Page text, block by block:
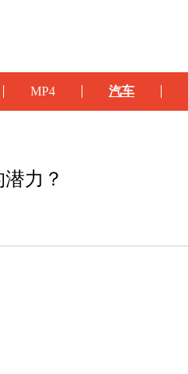
MP4 汽车
力？